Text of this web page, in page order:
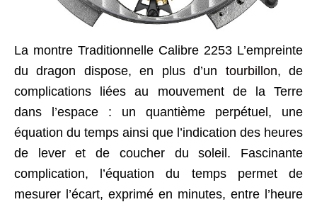
La montre Traditionnelle Calibre 2253 L’empreinte
du dragon dispose, en plus d’un tourbillon, de
complications liées au mouvement de la Terre
dans l’espace : un quantième perpétuel, une
équation du temps ainsi que l’indication des heures
de lever et de coucher du soleil. Fascinante
complication, l’équation du temps permet de
mesurer l’écart, exprimé en minutes, entre l’heure